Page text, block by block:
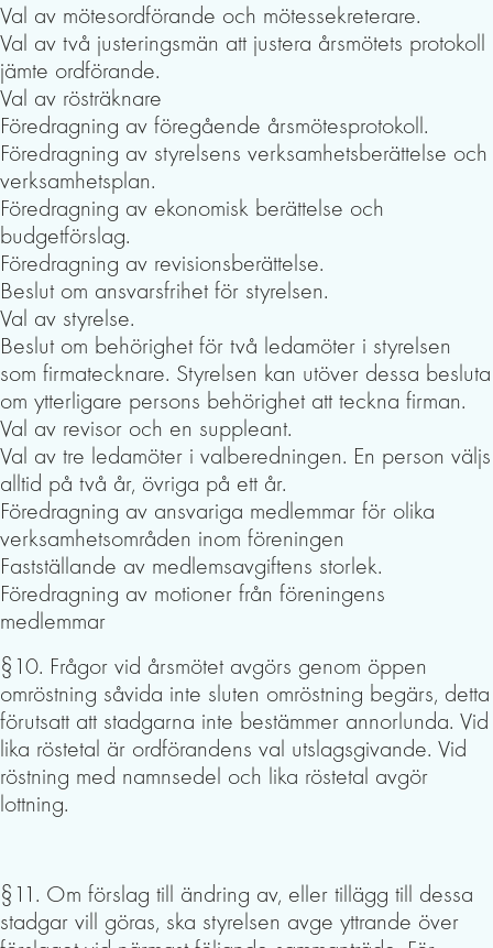
Val av mötesordförande och mötessekreterare.
Val av två justeringsmän att justera årsmötets protokoll
jämte ordförande.
Val av rösträknare
Föredragning av föregående årsmötesprotokoll.
Föredragning av styrelsens verksamhetsberättelse och
verksamhetsplan.
Föredragning av ekonomisk berättelse och
budgetförslag.
Föredragning av revisionsberättelse.
Beslut om ansvarsfrihet för styrelsen.
Val av styrelse.
Beslut om behörighet för två ledamöter i styrelsen
som firmatecknare. Styrelsen kan utöver dessa besluta
om ytterligare persons behörighet att teckna firman.
Val av revisor och en suppleant.
Val av tre ledamöter i valberedningen. En person väljs
alltid på två år, övriga på ett år.
Föredragning av ansvariga medlemmar för olika
verksamhetsområden inom föreningen
Fastställande av medlemsavgiftens storlek.
Föredragning av motioner från föreningens
medlemmar
§10. Frågor vid årsmötet avgörs genom öppen
omröstning såvida inte sluten omröstning begärs, detta
förutsatt att stadgarna inte bestämmer annorlunda. Vid
lika röstetal är ordförandens val utslagsgivande. Vid
röstning med namnsedel och lika röstetal avgör
lottning.
§11. Om förslag till ändring av, eller tillägg till dessa
stadgar vill göras, ska styrelsen avge yttrande över